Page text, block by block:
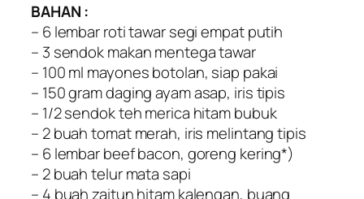
BAHAN :
– 6 lembar roti tawar segi empat putih
– 3 sendok makan mentega tawar
– 100 ml mayones botolan, siap pakai
– 150 gram daging ayam asap, iris tipis
– 1/2 sendok teh merica hitam bubuk
– 2 buah tomat merah, iris melintang tipis
– 6 lembar beef bacon, goreng kering*)
– 2 buah telur mata sapi
– 4 buah zaitun hitam kalengan, buang